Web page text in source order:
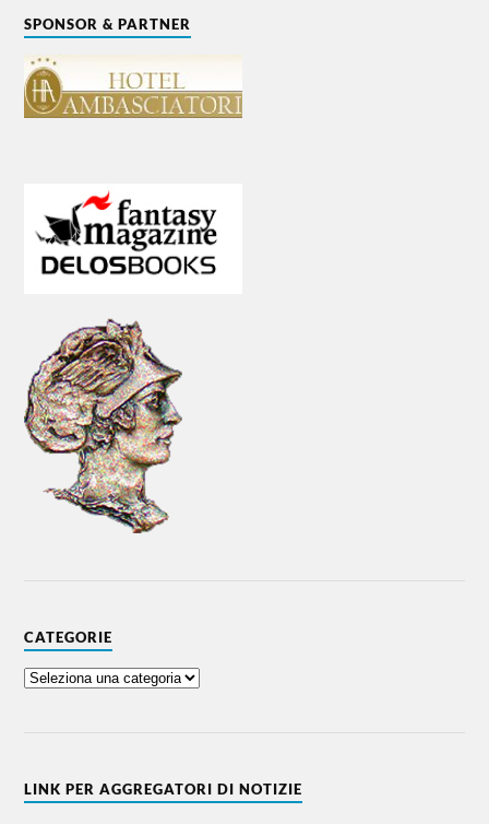
SPONSOR & PARTNER
CATEGORIE
LINK PER AGGREGATORI DI NOTIZIE